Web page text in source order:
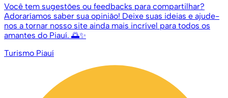
Você tem sugestões ou feedbacks para compartilhar?
Adoraríamos saber sua opinião! Deixe suas ideias e ajude-
nos a tornar nosso site ainda mais incrível para todos os
amantes do Piauí. 🌅✨
Turismo Piauí